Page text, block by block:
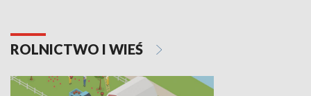
ROLNICTWO I WIEŚ